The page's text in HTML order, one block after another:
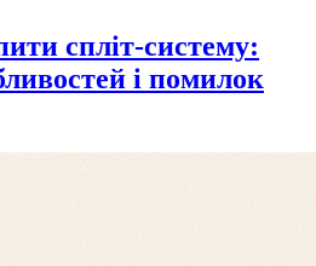
спліт-систему:
і помилок